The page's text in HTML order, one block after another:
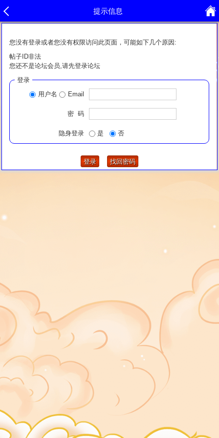
提示信息
您没有登录或者您没有权限访问此页面，可能如下几个原因:
帖子ID非法
您还不是论坛会员,请先登录论坛
登录
用户名
Email
密 码
隐身登录 是 否